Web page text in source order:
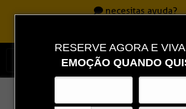
RESERVE AGORA E
EMOÇÃO QUANDO
necesitas ayuda?